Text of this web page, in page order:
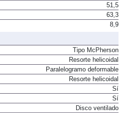
51,5
63,3
8,9
Tipo McPherson
Resorte helicoidal
Paralelogramo deformable
Resorte helicoidal
Sí
Sí
Disco ventilado